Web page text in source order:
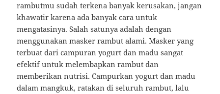
rambutmu sudah terkena banyak kerusakan, jangan
khawatir karena ada banyak cara untuk
mengatasinya. Salah satunya adalah dengan
menggunakan masker rambut alami. Masker yang
terbuat dari campuran yogurt dan madu sangat
efektif untuk melembapkan rambut dan
memberikan nutrisi. Campurkan yogurt dan madu
dalam mangkuk, ratakan di seluruh rambut, lalu